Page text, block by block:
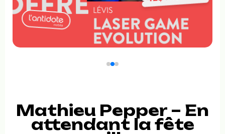
Mathieu Pepper – En
attendant la fête